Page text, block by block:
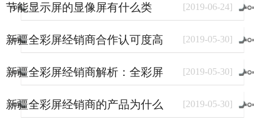
节能显示屏的显像屏有什么类
型？
[2019-06-24]
新疆全彩屏经销商合作认可度高
的原因
[2019-05-30]
新疆全彩屏经销商解析：全彩屏
使用量大幅上涨的原因
[2019-05-30]
新疆全彩屏经销商的产品为什么
销量好？
[2019-05-30]